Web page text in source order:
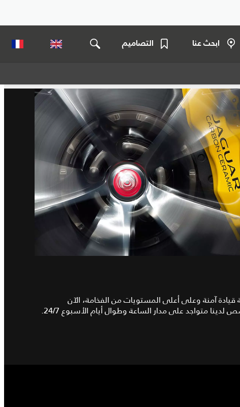
ابحث عنا التصاميم
قيادة آمنة وعلى أعلى المستويات من الفخامة، الآن
متواجد على مدار الساعة وطوال أيام الأسبوع 24/7.